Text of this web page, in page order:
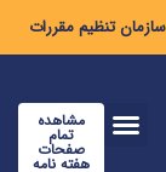
مشاهده
تمام
صفحات
هفته نامه